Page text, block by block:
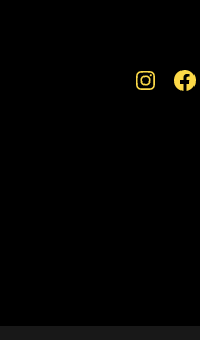
Instagram Facebook